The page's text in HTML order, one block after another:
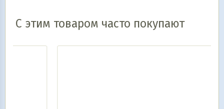
С этим товаром часто покупают